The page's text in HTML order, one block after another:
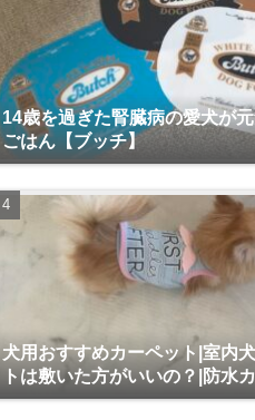
14歳を過ぎた腎臓病の愛犬が
ごはん【ブッチ】
犬用おすすめカーペット|室内
トは敷いた方がいいの？|防水
犬用